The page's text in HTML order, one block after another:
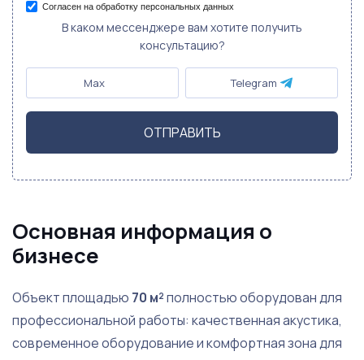
Согласен на обработку персональных данных
В каком мессенджере вам хотите получить
консультацию?
Max Telegram
ОТПРАВИТЬ
Основная информация о
бизнесе
Объект площадью 70 м²полностью оборудован для
профессиональной работы: качественная акустика,
современное оборудование и комфортная зона для